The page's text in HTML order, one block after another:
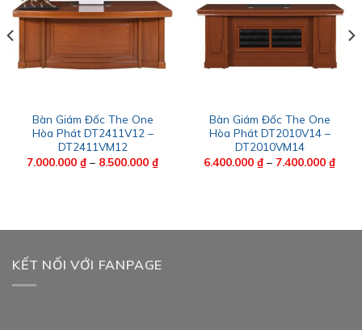
Bàn Giám Đốc The One
Hòa Phát DT2411V12 –
DT2411VM12
7.000.000 ₫ – 8.500.000 ₫Khoảng
Bàn Giám Đốc The One
Hòa Phát DT2010V14 –
DT2010VM14
6.400.000 ₫ – 7.400.000 ₫
KẾT NỐI VỚI FANPAGE